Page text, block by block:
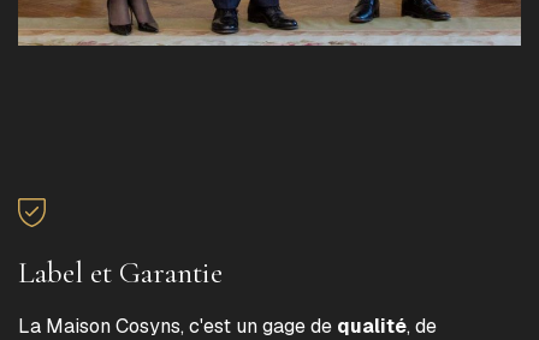
Label et Garantie
La Maison Cosyns, c'est un gage de qualité, de